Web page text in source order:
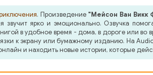
. Произведение "Мейсон Ван
ярко и эмоционально. Озвучка
в удобное время - дома, в дороге или во
к экрану или бумажному изданию. На
и находить новые истории, которые